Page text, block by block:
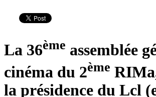
La 36ème assemblée
cinéma du 2ème
la présidence du Lcl